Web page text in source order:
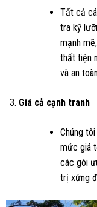
Tất cả
tra kỹ
mạnh
thất tiện
và an
Giá cả cạnh tranh
Chúng
mức giá
các gói
trị xứng